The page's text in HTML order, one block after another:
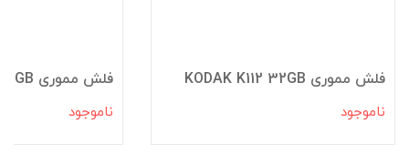
فلش مموری KODAK K112 32GB
ناموجود
فلش مموری KODAK K122 64GB
ناموجود